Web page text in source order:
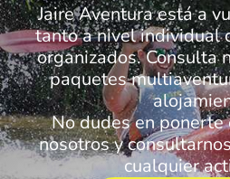
Jaire Aventura está a
tanto a nivel individual
organizados. Consulta
paquetes
No dudes en ponerte
nosotros y
cualquier